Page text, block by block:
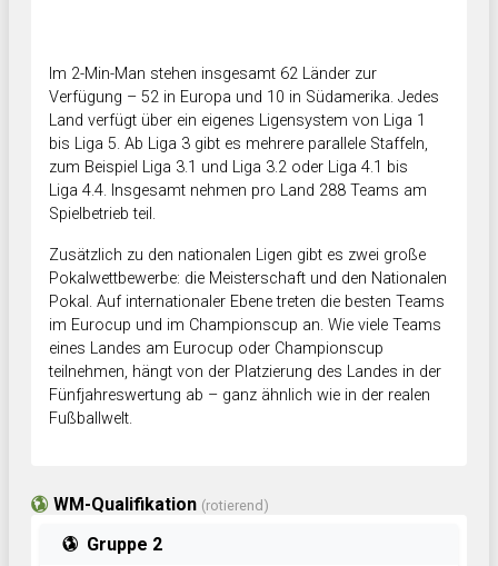
Im 2-Min-Man stehen insgesamt 62 Länder zur
Verfügung – 52 in Europa und 10 in Südamerika. Jedes
Land verfügt über ein eigenes Ligensystem von Liga 1
bis Liga 5. Ab Liga 3 gibt es mehrere parallele Staffeln,
zum Beispiel Liga 3.1 und Liga 3.2 oder Liga 4.1 bis
Liga 4.4. Insgesamt nehmen pro Land 288 Teams am
Spielbetrieb teil.
Zusätzlich zu den nationalen Ligen gibt es zwei große
Pokalwettbewerbe: die Meisterschaft und den Nationalen
Pokal. Auf internationaler Ebene treten die besten Teams
im Eurocup und im Championscup an. Wie viele Teams
eines Landes am Eurocup oder Championscup
teilnehmen, hängt von der Platzierung des Landes in der
Fünfjahreswertung ab – ganz ähnlich wie in der realen
Fußballwelt.
WM-Qualifikation (rotierend)
Gruppe 2